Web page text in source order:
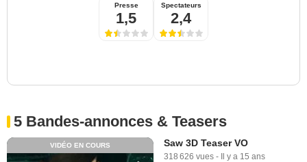
Presse
1,5
Spectateurs
2,4
5 Bandes-annonces & Teasers
VIDÉO EN COURS Saw 3D Teaser VO
318 626 vues - Il y a 15 ans